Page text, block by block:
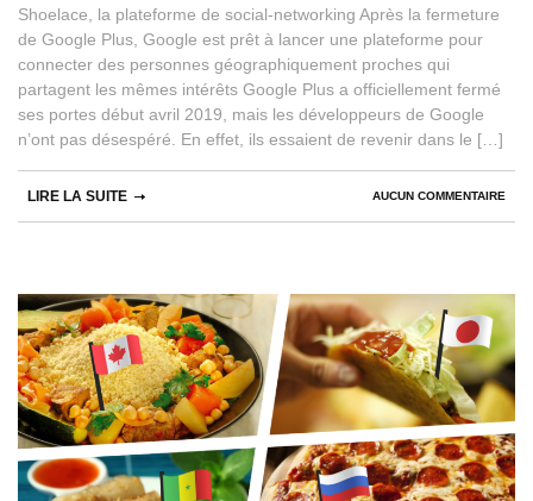
Shoelace, la plateforme de social-networking Après la fermeture
de Google Plus, Google est prêt à lancer une plateforme pour
connecter des personnes géographiquement proches qui
partagent les mêmes intérêts Google Plus a officiellement fermé
ses portes début avril 2019, mais les développeurs de Google
n’ont pas désespéré. En effet, ils essaient de revenir dans le […]
AUCUN COMMENTAIRE
LIRE LA SUITE